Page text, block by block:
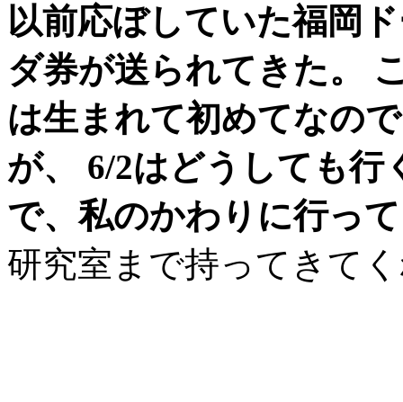
以前応ぼしていた福岡
ダ券が送られてきた。
は生まれて初めてなの
が、 6/2はどうしても
で、私のかわりに行っ
研究室まで持ってきて